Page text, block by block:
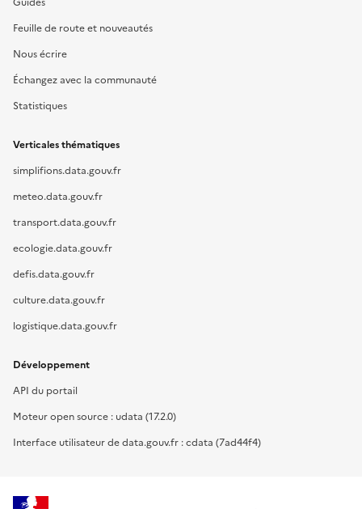
Feuille de route et nouveautés
Nous écrire
Échangez avec la communauté
Statistiques
Verticales thématiques
simplifions.data.gouv.fr
meteo.data.gouv.fr
transport.data.gouv.fr
ecologie.data.gouv.fr
defis.data.gouv.fr
culture.data.gouv.fr
logistique.data.gouv.fr
Développement
API du portail
Moteur open source : udata (17.2.0)
Interface utilisateur de data.gouv.fr : cdata (7ad44f4)